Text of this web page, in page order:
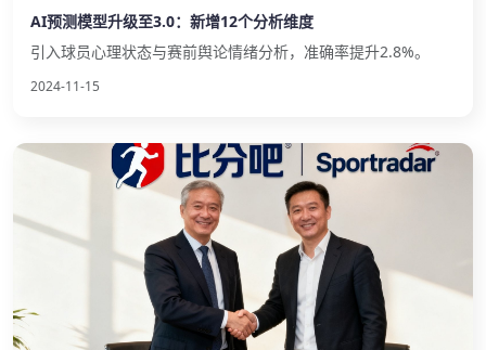
AI预测模型升级至3.0：新增12个分析维度
引入球员心理状态与赛前舆论情绪分析，准确率提升2.8%。
2024-11-15